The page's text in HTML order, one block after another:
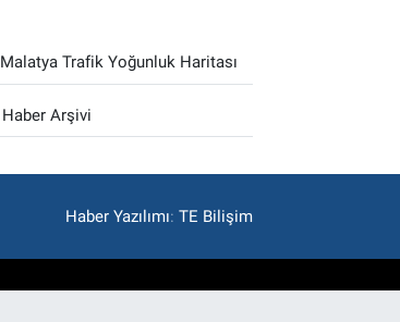
Malatya Trafik Yoğunluk Haritası
Haber Arşivi
Haber Yazılımı:TE Bilişim